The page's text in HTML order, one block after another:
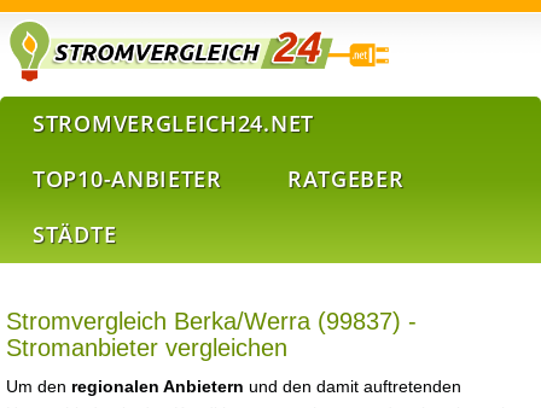
STROMVERGLEICH24.NET
TOP10-ANBIETER
RATGEBER
STÄDTE
Stromvergleich Berka/Werra (99837) -
Stromanbieter vergleichen
Um den regionalen Anbietern und den damit auftretenden